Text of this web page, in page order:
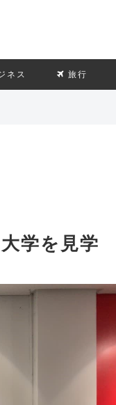
ネス 旅行
学を見学